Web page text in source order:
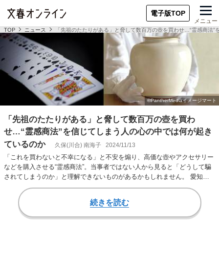
電子版TOP
メニュー
TOP ニュース 「先祖のたたりがある」と脅して数百万の壺を買わせ…“霊感商法
「先祖のたたりがある」と脅して数百万の壺を買わ
せ…“霊感商法”を信じてしまう人の心の中では何が起き
ているのか
久保(川合) 南海子 2024/11/13
「これを買わないと不幸になる」と不安を煽り、高価な壺やアクセサリー
などを購入させる“霊感商法”。当事者ではない人から見ると「どうして騙
されてしまうのか」と理解できないものがあるかもしれません。 愛知淑
徳大学の心理学部…
続きを読む